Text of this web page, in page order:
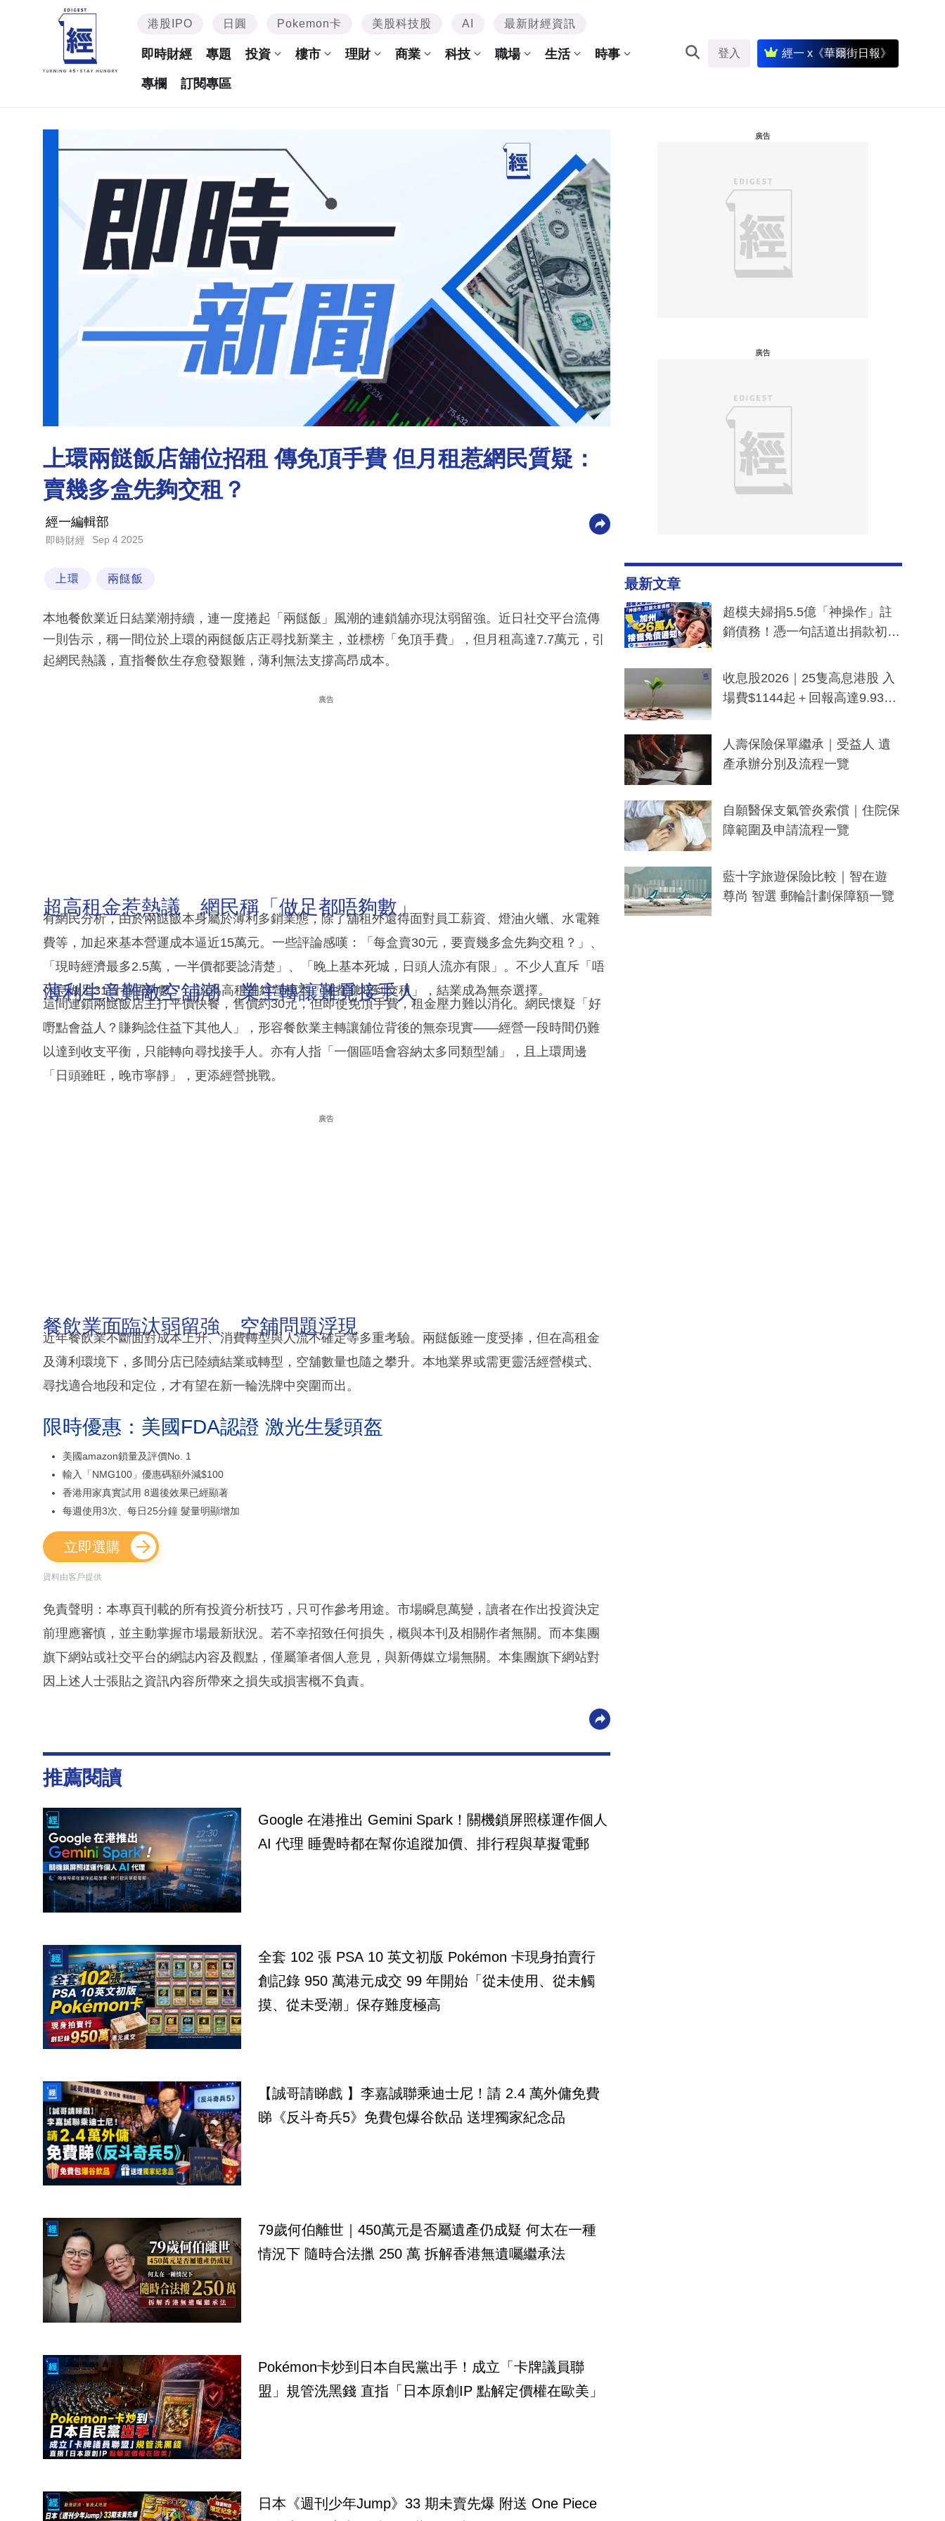
港股IPO 日圓 Pokemon卡 美股科技股 AI 最新財經資訊
即時財經 專題 投資 樓市 理財 商業 科技 職場 生活 時事
專欄 訂閱專區
登入 經一 x《華爾街日報》
上環兩餸飯店舖位招租 傳免頂手費 但月租惹網民質疑：
賣幾多盒先夠交租？
經一編輯部
即時財經 Sep 4 2025
上環 兩餸飯
本地餐飲業近日結業潮持續，連一度捲起「兩餸飯」風潮的連鎖舖亦現汰弱留強。近日社交平台流傳
一則告示，稱一間位於上環的兩餸飯店正尋找新業主，並標榜「免頂手費」，但月租高達7.7萬元，引
起網民熱議，直指餐飲生存愈發艱難，薄利無法支撐高昂成本。
廣告
超高租金惹熱議 網民稱「做足都唔夠數」
有網民分析，由於兩餸飯本身屬於薄利多銷業態，除了舖租外還得面對員工薪資、燈油火蠟、水電雜
費等，加起來基本營運成本逼近15萬元。一些評論感嘆：「每盒賣30元，要賣幾多盒先夠交租？」、
「現時經濟最多2.5萬，一半價都要諗清楚」、「晚上基本死城，日頭人流亦有限」。不少人直斥「唔
休息做足31日都唔夠數」，認為高租舖經營根本「賺都賺唔到交租」，結業成為無奈選擇。
薄利生意難敵空舖潮 業主轉讓難覓接手人
這間連鎖兩餸飯店主打平價快餐，售價約30元，但即使免頂手費，租金壓力難以消化。網民懷疑「好
嘢點會益人？賺夠諗住益下其他人」，形容餐飲業主轉讓舖位背後的無奈現實——經營一段時間仍難
以達到收支平衡，只能轉向尋找接手人。亦有人指「一個區唔會容納太多同類型舖」，且上環周邊
「日頭雖旺，晚市寧靜」，更添經營挑戰。
廣告
餐飲業面臨汰弱留強 空舖問題浮現
近年餐飲業不斷面對成本上升、消費轉型與人流不確定等多重考驗。兩餸飯雖一度受捧，但在高租金
及薄利環境下，多間分店已陸續結業或轉型，空舖數量也隨之攀升。本地業界或需更靈活經營模式、
尋找適合地段和定位，才有望在新一輪洗牌中突圍而出。
限時優惠：美國FDA認證 激光生髮頭盔
美國amazon鎖量及評價No. 1
輸入「NMG100」優惠碼額外減$100
香港用家真實試用 8週後效果已經顯著
每週使用3次、每日25分鐘 髮量明顯增加
立即選購
資料由客戶提供
免責聲明：本專頁刊載的所有投資分析技巧，只可作參考用途。市場瞬息萬變，讀者在作出投資決定
前理應審慎，並主動掌握市場最新狀況。若不幸招致任何損失，概與本刊及相關作者無關。而本集團
旗下網站或社交平台的網誌內容及觀點，僅屬筆者個人意見，與新傳媒立場無關。本集團旗下網站對
因上述人士張貼之資訊內容所帶來之損失或損害概不負責。
推薦閱讀
Google 在港推出 Gemini Spark！關機鎖屏照樣運作個人
AI 代理 睡覺時都在幫你追蹤加價、排行程與草擬電郵
全套 102 張 PSA 10 英文初版 Pokémon 卡現身拍賣行
創記錄 950 萬港元成交 99 年開始「從未使用、從未觸
摸、從未受潮」保存難度極高
【誠哥請睇戲 】李嘉誠聯乘迪士尼！請 2.4 萬外傭免費
睇《反斗奇兵5》免費包爆谷飲品 送埋獨家紀念品
79歲何伯離世｜450萬元是否屬遺產仍成疑 何太在一種
情況下 隨時合法擸 250 萬 拆解香港無遺囑繼承法
Pokémon卡炒到日本自民黨出手！成立「卡牌議員聯
盟」規管洗黑錢 直指「日本原創IP 點解定價權在歐美」
日本《週刊少年Jump》33 期未賣先爆 附送 One Piece
廣告
廣告
最新文章
超模夫婦捐5.5億「神操作」註
銷債務！憑一句話道出捐款初
一度被誤當詐騙手段
收息股2026｜25隻高息港股 入
場費$1144起＋回報高達9.93
人壽保險保單繼承｜受益人 遺
產承辦分別及流程一覽
自願醫保支氣管炎索償｜住院保
障範圍及申請流程一覽
藍十字旅遊保險比較｜智在遊
尊尚 智選 郵輪計劃保障額一覽